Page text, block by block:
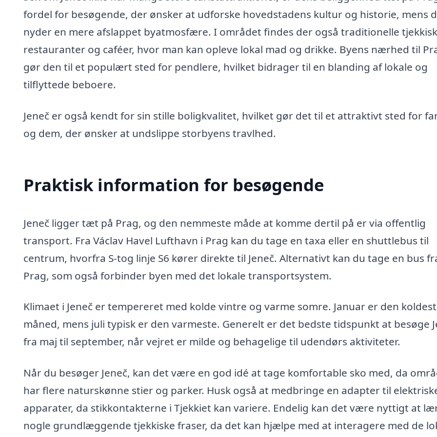
fordel for besøgende, der ønsker at udforske hovedstadens kultur og historie, mens
nyder en mere afslappet byatmosfære. I området findes der også traditionelle
restauranter og caféer, hvor man kan opleve lokal mad og drikke. Byens nærhed til
gør den til et populært sted for pendlere, hvilket bidrager til en blanding af lokale og
tilflyttede beboere.
Jeneč er også kendt for sin stille boligkvalitet, hvilket gør det til et attraktivt sted for
og dem, der ønsker at undslippe storbyens travlhed.
Praktisk information for besøgende
Jeneč ligger tæt på Prag, og den nemmeste måde at komme dertil på er via offentlig
transport. Fra Václav Havel Lufthavn i Prag kan du tage en taxa eller en shuttlebus til
centrum, hvorfra S-tog linje S6 kører direkte til Jeneč. Alternativt kan du tage en bus
Prag, som også forbinder byen med det lokale transportsystem.
Klimaet i Jeneč er tempereret med kolde vintre og varme somre. Januar er den
måned, mens juli typisk er den varmeste. Generelt er det bedste tidspunkt at besøge
fra maj til september, når vejret er milde og behagelige til udendørs aktiviteter.
Når du besøger Jeneč, kan det være en god idé at tage komfortable sko med, da
har flere naturskønne stier og parker. Husk også at medbringe en adapter til
apparater, da stikkontakterne i Tjekkiet kan variere. Endelig kan det være nyttigt at
nogle grundlæggende tjekkiske fraser, da det kan hjælpe med at interagere med de